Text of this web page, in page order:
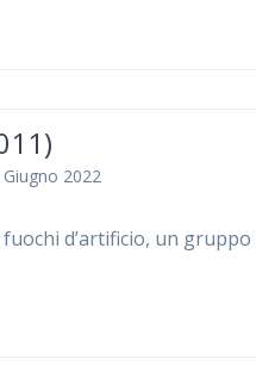
2022
d’artificio, un gruppo